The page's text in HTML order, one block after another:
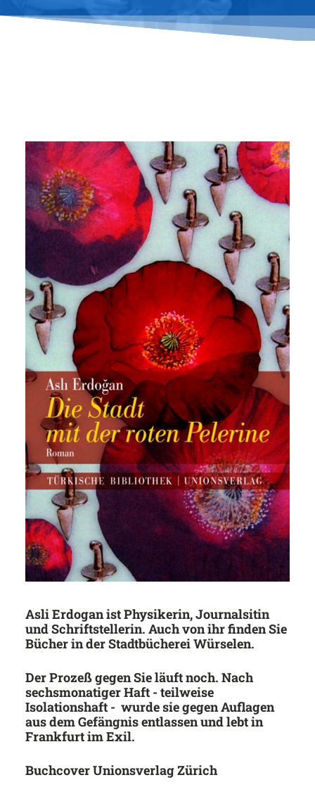
Asli Erdogan ist Physikerin, Journalsitin
und Schriftstellerin. Auch von ihr finden Sie
Bücher in der Stadtbücherei Würselen.
Der Prozeß gegen Sie läuft noch. Nach
sechsmonatiger Haft - teilweise
Isolationshaft - wurde sie gegen Auflagen
aus dem Gefängnis entlassen und lebt in
Frankfurt im Exil.
Buchcover Unionsverlag Zürich